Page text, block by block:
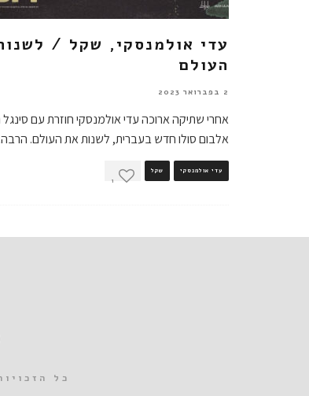
עדי אולמנסקי, שקל /
העולם
2 בפברואר 2023
אחרי שתיקה ארוכה עדי אולמנסקי חוזרת עם סינגל
אלבום סולו חדש בעברית, לשנות את העולם. הרבה
עדי אולמנסקי שקל
1
כל